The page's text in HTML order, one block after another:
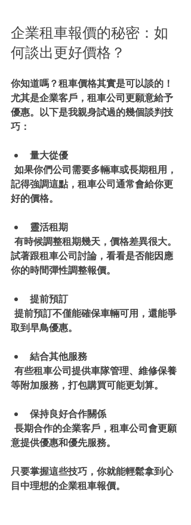
企業租車報價的秘密：如
何談出更好價格？
你知道嗎？租車價格其實是可以談的！
尤其是企業客戶，租車公司更願意給予
優惠。以下是我親身試過的幾個談判技
巧：
量大從優
記得強調這點，租車公司通常會給你更
好的價格。
靈活租期
試著跟租車公司討論，看看是否能因應
你的時間彈性調整報價。
提前預訂
取到早鳥優惠。
結合其他服務
等附加服務，打包購買可能更划算。
保持良好合作關係
意提供優惠和優先服務。
只要掌握這些技巧，你就能輕鬆拿到心
目中理想的企業租車報價。